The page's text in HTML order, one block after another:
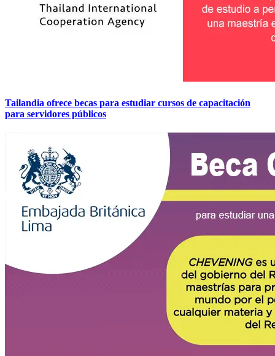
Tailandia ofrece becas para estudiar cursos de capacitación
para servidores públicos